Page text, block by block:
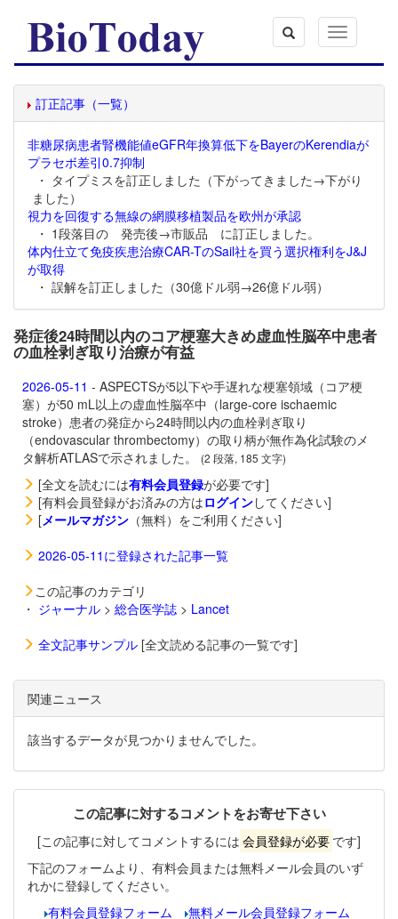
Toggle
navigation
訂正記事（一覧）
非糖尿病患者腎機能値eGFR年換算低下をBayerのKerendiaが
プラセボ差引0.7抑制
・ タイプミスを訂正しました（下がってきました→下がり
ました）
視力を回復する無線の網膜移植製品を欧州が承認
・ 1段落目の 発売後→市販品 に訂正しました。
体内仕立て免疫疾患治療CAR-TのSail社を買う選択権利をJ&J
が取得
・ 誤解を訂正しました（30億ドル弱→26億ドル弱）
発症後24時間以内のコア梗塞大きめ虚血性脳卒中患者
の血栓剥ぎ取り治療が有益
2026-05-11 - ASPECTSが5以下や手遅れな梗塞領域（コア梗
塞）が50 mL以上の虚血性脳卒中（large-core ischaemic
stroke）患者の発症から24時間以内の血栓剥ぎ取り
（endovascular thrombectomy）の取り柄が無作為化試験のメ
タ解析ATLASで示されました。
(2 段落, 185 文字)
[全文を読むには有料会員登録が必要です]
[有料会員登録がお済みの方はログインしてください]
[メールマガジン （無料）をご利用ください]
2026-05-11に登録された記事一覧
この記事のカテゴリ
・ ジャーナル > 総合医学誌 > Lancet
全文記事サンプル [全文読める記事の一覧です]
関連ニュース
該当するデータが見つかりませんでした。
この記事に対するコメントをお寄せ下さい
[この記事に対してコメントするには 会員登録が必要 です]
下記のフォームより、有料会員または無料メール会員のいず
れかに登録してください。
有料会員登録フォーム
無料メール会員登録フォーム